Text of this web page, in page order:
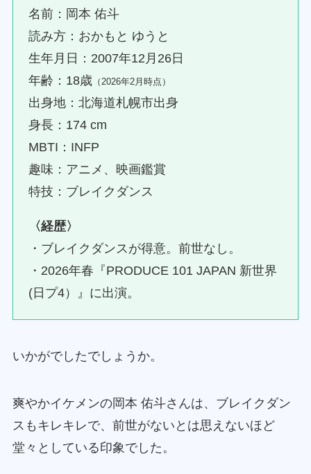
名前：岡本 佑斗
読み方：おかもと ゆうと
生年月日：2007年12月26日
年齢：18歳 （2026年2月時点）
出身地：北海道札幌市出身
身長：174 cm
MBTI：INFP
趣味：アニメ、映画鑑賞
特技：ブレイクダンス
〈経歴〉
・ブレイクダンスが得意。前世なし。
・2026年春『PRODUCE 101 JAPAN 新世界
(日プ4）』に出演。
いかがでしたでしょうか。
爽やかイケメンの岡本 佑斗さんは、ブレイクダン
スもキレキレで、前世がないとは思えないほど
堂々としている印象でした。